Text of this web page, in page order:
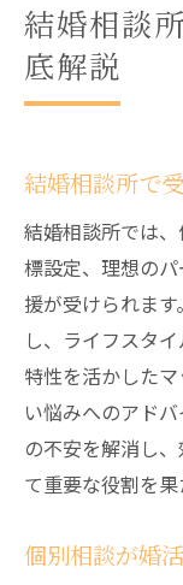
結婚相談
底解説
結婚相談所で
結婚相談所では
標設定、理想の
援が受けられま
し、ライフスタ
特性を活かした
い悩みへのアド
の不安を解消し
て重要な役割を果
個別相談が婚